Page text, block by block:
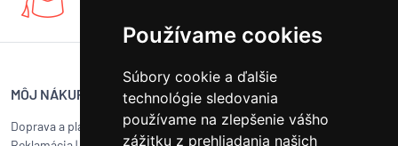
Používame cookies
Súbory cookie a ďalšie
technológie sledovania
používame na zlepšenie vášho
zážitku z prehliadania našich
MÔJ NÁKUP
Doprava a platba
SERVIS BUNA CAFÉ
Servis kávovarov všetkých